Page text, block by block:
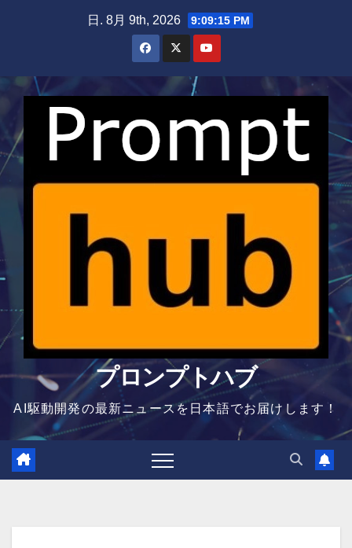
日. 8月 9th, 2026 9:09:16 PM
プロンプトハブ
AI駆動開発の最新ニュースを日本語でお届けします！